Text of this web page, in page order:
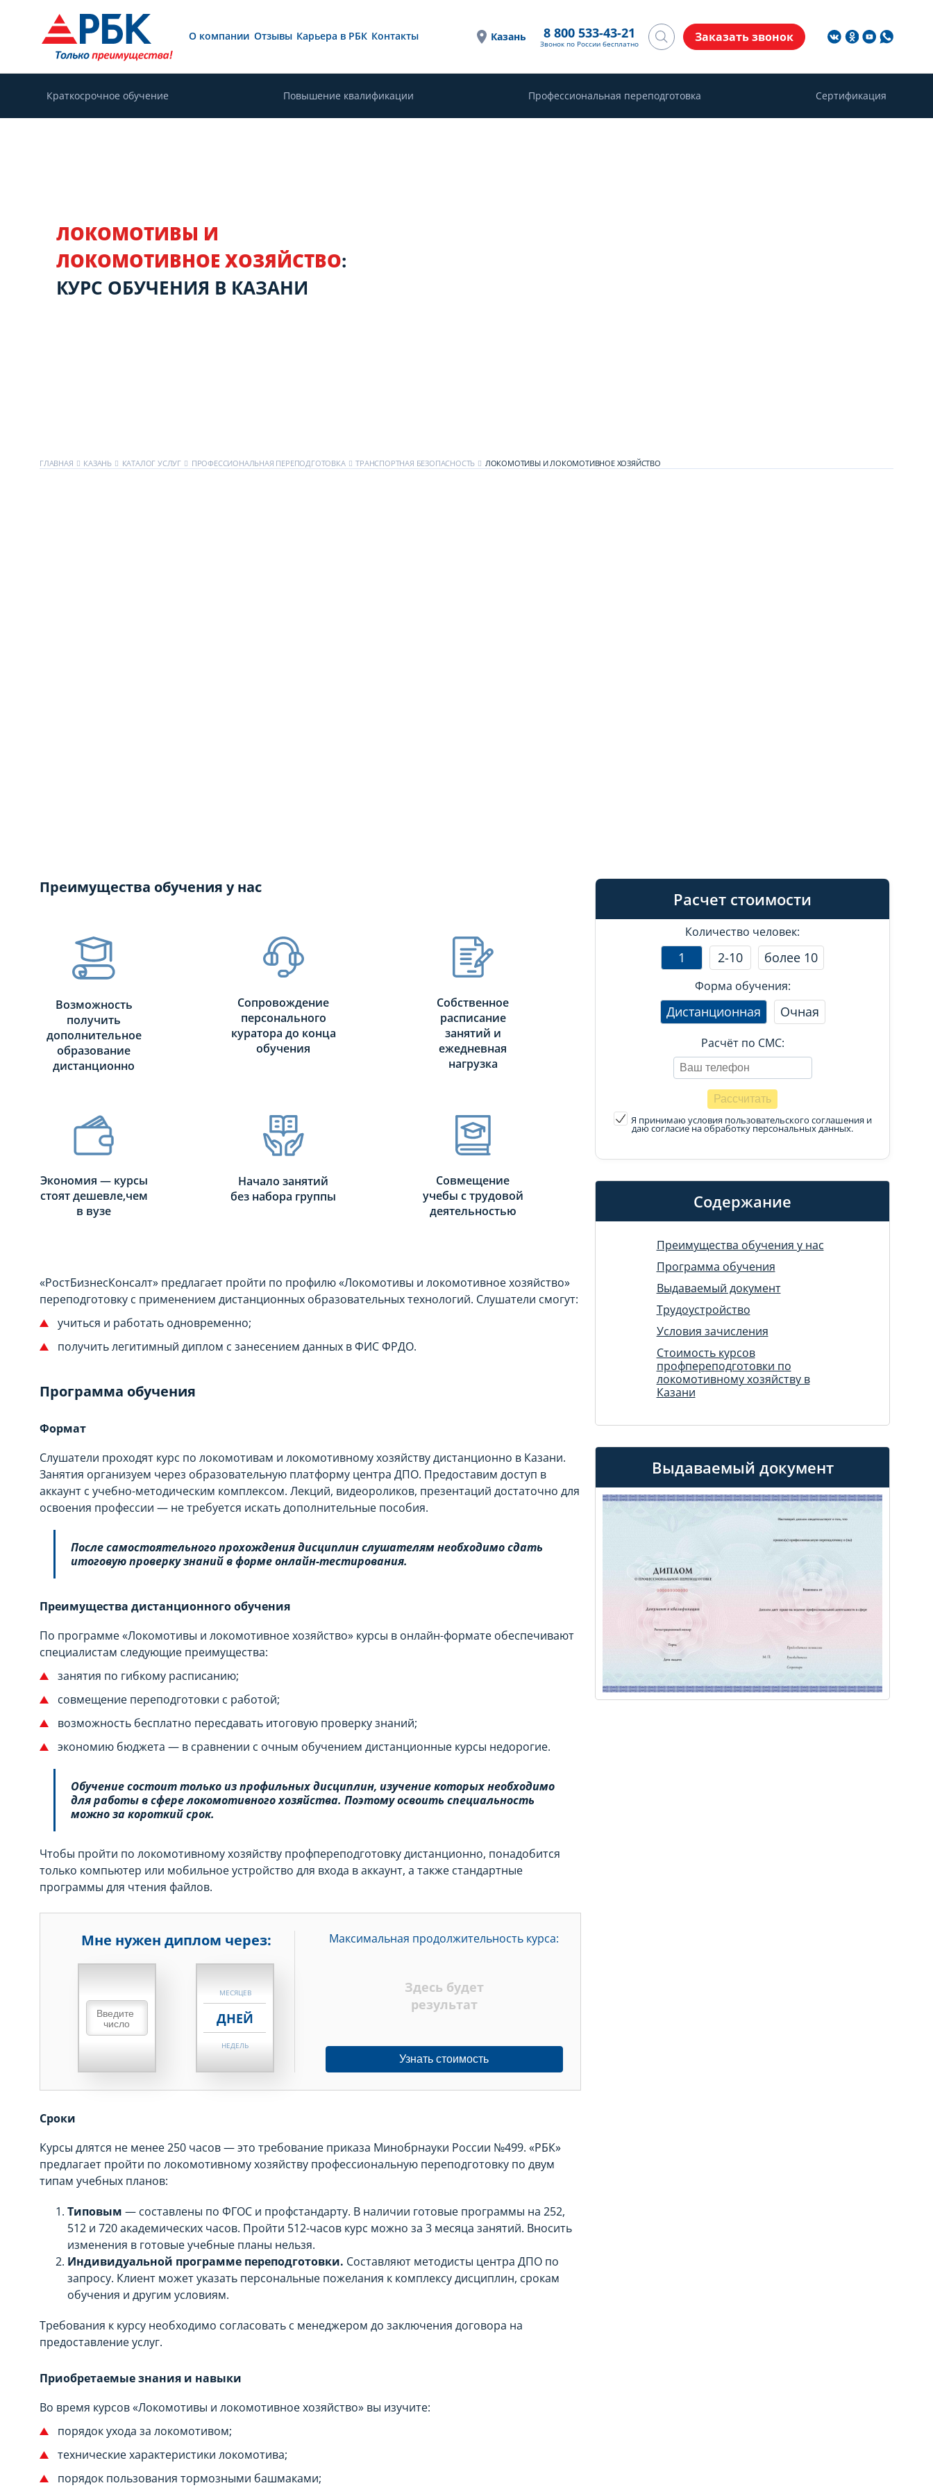
ЛОКОМОТИВЫ И
ЛОКОМОТИВНОЕ ХОЗЯЙСТВО:
КУРС ОБУЧЕНИЯ В КАЗАНИ
ГЛАВНАЯ КАЗАНЬ КАТАЛОГ УСЛУГ ПРОФЕССИОНАЛЬНАЯ ПЕРЕПОДГОТОВКА ТРАНСПОРТНАЯ БЕЗОПАСНОСТЬ ЛОКОМОТИВЫ И ЛОКОМОТИВНОЕ ХОЗЯЙСТВО
Расчет стоимости
Количество человек:
1 2-10 более 10
Форма обучения:
Дистанционная Очная
Расчёт по СМС:
Я принимаю условия пользовательского соглашения и
даю согласие на обработку персональных данных.
Содержание
Преимущества обучения у нас
Программа обучения
Выдаваемый документ
Трудоустройство
Условия зачисления
Стоимость курсов
профпереподготовки по
локомотивному хозяйству в
Казани
Выдаваемый документ
Преимущества обучения у нас
Возможность
получить
дополнительное
образование
дистанционно
Сопровождение
персонального
куратора до конца
обучения
Собственное
расписание
занятий и
ежедневная
нагрузка
Экономия — курсы
стоят дешевле,чем
в вузе
Начало занятий
без набора группы
Совмещение
учебы с трудовой
деятельностью
«РостБизнесКонсалт» предлагает пройти по профилю «Локомотивы и локомотивное хозяйство»
переподготовку с применением дистанционных образовательных технологий. Слушатели смогут:
учиться и работать одновременно;
получить легитимный диплом с занесением данных в ФИС ФРДО.
Программа обучения
Формат
Слушатели проходят курс по локомотивам и локомотивному хозяйству дистанционно в Казани.
Занятия организуем через образовательную платформу центра ДПО. Предоставим доступ в
аккаунт с учебно-методическим комплексом. Лекций, видеороликов, презентаций достаточно для
освоения профессии — не требуется искать дополнительные пособия.
После самостоятельного прохождения дисциплин слушателям необходимо сдать
итоговую проверку знаний в форме онлайн-тестирования.
Преимущества дистанционного обучения
По программе «Локомотивы и локомотивное хозяйство» курсы в онлайн-формате обеспечивают
специалистам следующие преимущества:
занятия по гибкому расписанию;
совмещение переподготовки с работой;
возможность бесплатно пересдавать итоговую проверку знаний;
экономию бюджета — в сравнении с очным обучением дистанционные курсы недорогие.
Обучение состоит только из профильных дисциплин, изучение которых необходимо
для работы в сфере локомотивного хозяйства. Поэтому освоить специальность
можно за короткий срок.
Чтобы пройти по локомотивному хозяйству профпереподготовку дистанционно, понадобится
только компьютер или мобильное устройство для входа в аккаунт, а также стандартные
программы для чтения файлов.
Мне нужен диплом через:
НЕДЕЛЬ
МЕСЯЦЕВ
ДНЕЙ
НЕДЕЛЬ
МЕСЯЦЕВ
МЕСЯЦЕВ
Максимальная продолжительность курса:
Здесь будет
результат
Узнать стоимость
Сроки
Курсы длятся не менее 250 часов — это требование приказа Минобрнауки России №499. «РБК»
предлагает пройти по локомотивному хозяйству профессиональную переподготовку по двум
типам учебных планов:
Типовым — составлены по ФГОС и профстандарту. В наличии готовые программы на 252,
512 и 720 академических часов. Пройти 512-часов курс можно за 3 месяца занятий. Вносить
изменения в готовые учебные планы нельзя.
Индивидуальной программе переподготовки. Составляют методисты центра ДПО по
запросу. Клиент может указать персональные пожелания к комплексу дисциплин, срокам
обучения и другим условиям.
Требования к курсу необходимо согласовать с менеджером до заключения договора на
предоставление услуг.
Приобретаемые знания и навыки
Во время курсов «Локомотивы и локомотивное хозяйство» вы изучите:
порядок ухода за локомотивом;
технические характеристики локомотива;
порядок пользования тормозными башмаками;
О компании Отзывы Карьера в РБК Контакты Казань 8 800 533-43-21
Звонок по России бесплатно Заказать звонок
Краткосрочное обучение Повышение квалификации Профессиональная переподготовка Сертификация